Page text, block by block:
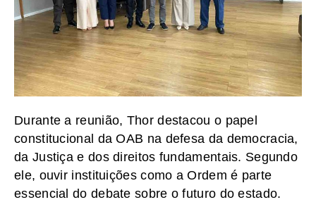
Durante a reunião, Thor destacou o papel
constitucional da OAB na defesa da democracia,
da Justiça e dos direitos fundamentais. Segundo
ele, ouvir instituições como a Ordem é parte
essencial do debate sobre o futuro do estado.